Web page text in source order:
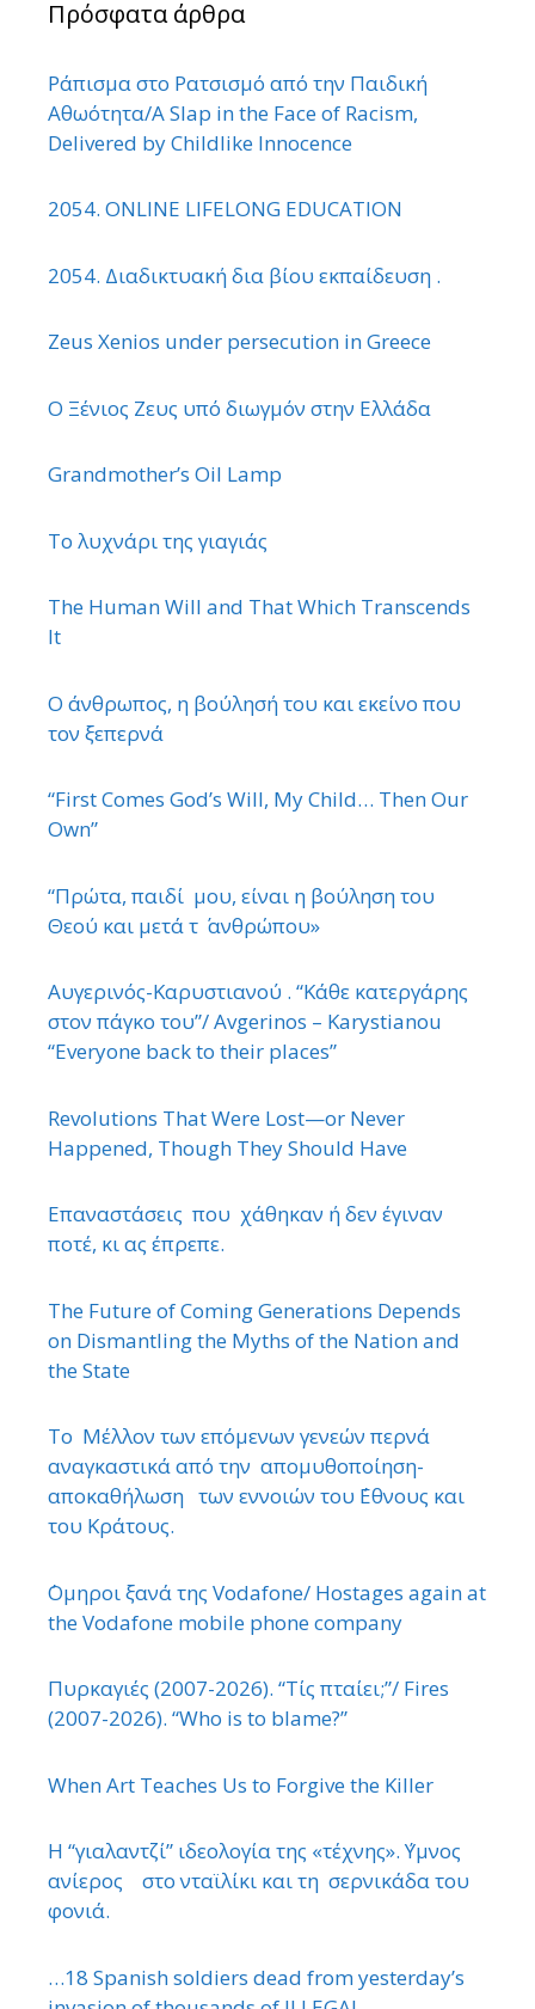
Πρόσφατα άρθρα
Ράπισμα στο Ρατσισμό από την Παιδική
Αθωότητα/A Slap in the Face of Racism,
Delivered by Childlike Innocence
2054. ONLINE LIFELONG EDUCATION
2054. Διαδικτυακή δια βίου εκπαίδευση .
Zeus Xenios under persecution in Greece
Ο Ξένιος Ζευς υπό διωγμόν στην Ελλάδα
Grandmother’s Oil Lamp
Το λυχνάρι της γιαγιάς
The Human Will and That Which Transcends
It
Ο άνθρωπος, η βούλησή του και εκείνο που
τον ξεπερνά
“First Comes God’s Will, My Child… Then Our
Own”
“Πρώτα, παιδί μου, είναι η βούληση του
Θεού και μετά τ ΄ ανθρώπου»
Αυγερινός-Καρυστιανού . “Κάθε κατεργάρης
στον πάγκο του”/ Avgerinos – Karystianou
“Εveryone back to their places”
Revolutions That Were Lost—or Never
Happened, Though They Should Have
Επαναστάσεις που χάθηκαν ή δεν έγιναν
ποτέ, κι ας έπρεπε.
The Future of Coming Generations Depends
on Dismantling the Myths of the Nation and
the State
Το Μέλλον των επόμενων γενεών περνά
αναγκαστικά από την απομυθοποίηση-
αποκαθήλωση των εννοιών του ΄Εθνους και
του Κράτους.
΄Ομηροι ξανά της Vodafone/ Hostages again at
the Vodafone mobile phone company
Πυρκαγιές (2007-2026). “Τίς πταίει;”/ Fires
(2007-2026). “Who is to blame?”
When Art Teaches Us to Forgive the Killer
Η “γιαλαντζί” ιδεολογία της «τέχνης». ΄Υμνος
ανίερος στο νταϊλίκι και τη σερνικάδα του
φονιά.
…18 Spanish soldiers dead from yesterday’s